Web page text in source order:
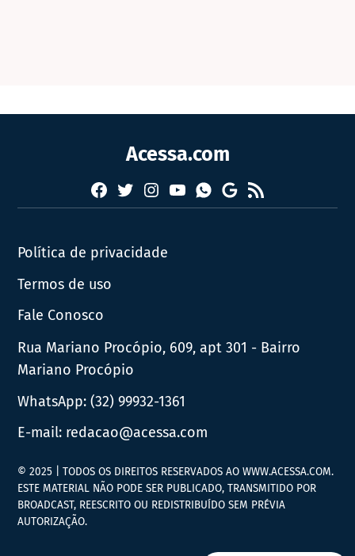
Acessa.com
Facebook
TwitterInstagram
YouTubeWhatsapp
Google
News
RSS
Política de privacidade
Termos de uso
Fale Conosco
Rua Mariano Procópio, 609, apt 301 - Bairro
Mariano Procópio
WhatsApp:(32) 99932-1361
E-mail: redacao@acessa.com
© 2025 | TODOS OS DIREITOS RESERVADOS AO WWW.ACESSA.COM.
ESTE MATERIAL NÃO PODE SER PUBLICADO, TRANSMITIDO POR
BROADCAST, REESCRITO OU REDISTRIBUÍDO SEM PRÉVIA
AUTORIZAÇÃO.